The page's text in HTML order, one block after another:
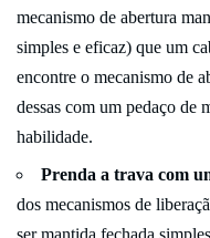
mecanismo de abertura
simples e eficaz) que um
encontre o mecanismo de
dessas com um pedaço de
habilidade.
Prenda a trava com
dos mecanismos de